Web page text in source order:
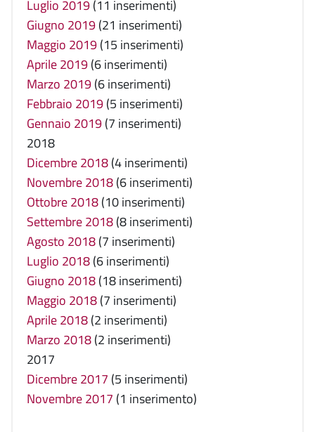
Luglio 2019(11 inserimenti)
Giugno 2019(21 inserimenti)
Maggio 2019(15 inserimenti)
Aprile 2019(6 inserimenti)
Marzo 2019(6 inserimenti)
Febbraio 2019(5 inserimenti)
Gennaio 2019(7 inserimenti)
2018
Dicembre 2018(4 inserimenti)
Novembre 2018(6 inserimenti)
Ottobre 2018(10 inserimenti)
Settembre 2018(8 inserimenti)
Agosto 2018(7 inserimenti)
Luglio 2018(6 inserimenti)
Giugno 2018(18 inserimenti)
Maggio 2018(7 inserimenti)
Aprile 2018(2 inserimenti)
Marzo 2018(2 inserimenti)
2017
Dicembre 2017 (5 inserimenti)
Novembre 2017 (1 inserimento)